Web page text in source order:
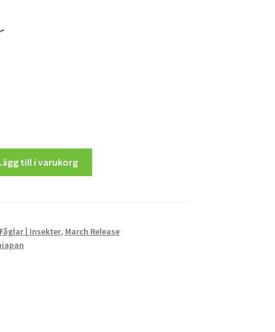
till i varukorg
| Insekter, March Release